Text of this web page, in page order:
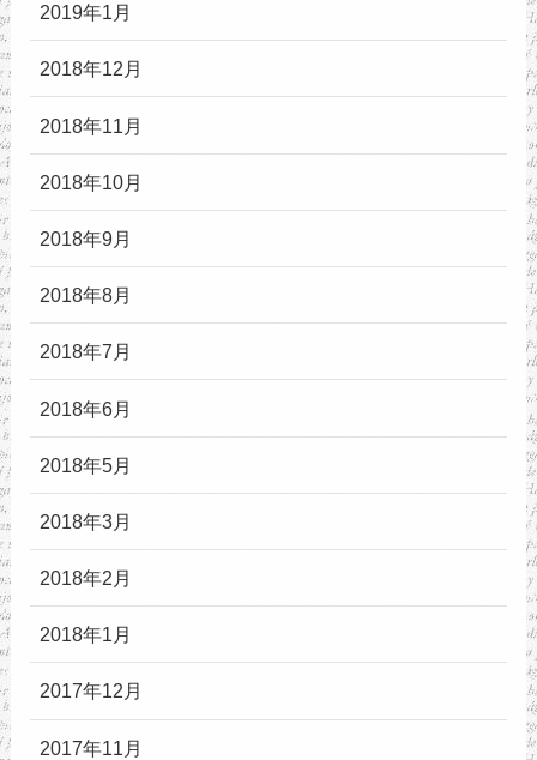
2019年1月
2018年12月
2018年11月
2018年10月
2018年9月
2018年8月
2018年7月
2018年6月
2018年5月
2018年3月
2018年2月
2018年1月
2017年12月
2017年11月